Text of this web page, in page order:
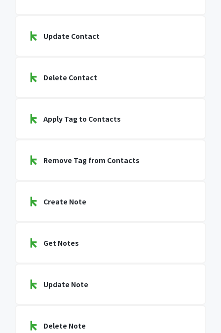
Update Contact
Delete Contact
Apply Tag to Contacts
Remove Tag from Contacts
Create Note
Get Notes
Update Note
Delete Note